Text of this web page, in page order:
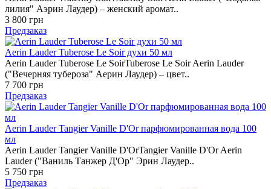
лилия" Аэрин Лаудер) – женский аромат..
3 800 грн
Предзаказ
Aerin Lauder Tuberose Le Soir духи 50 мл
Aerin Lauder Tuberose Le SoirTuberose Le Soir Aerin Lauder
("Вечерняя тубероза" Аерин Лаудер) – цвет..
7 700 грн
Предзаказ
Aerin Lauder Tangier Vanille D'Or парфюмированная вода 100
мл
Aerin Lauder Tangier Vanille D'OrTangier Vanille D'Or Aerin
Lauder ("Ваниль Танжер Д'Ор" Эрин Лаудер..
5 750 грн
Предзаказ